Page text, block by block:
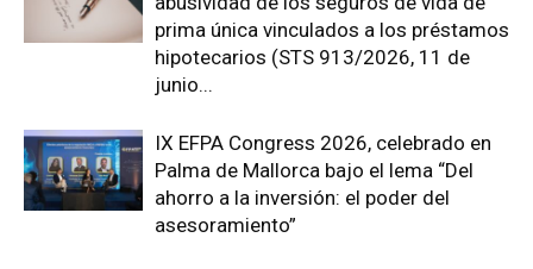
prima única vinculados a los préstamos
hipotecarios (STS 913/2026, 11 de
junio...
IX EFPA Congress 2026, celebrado en
Palma de Mallorca bajo el lema “Del
ahorro a la inversión: el poder del
asesoramiento”